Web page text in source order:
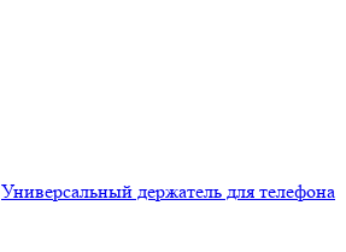
Универсальный держатель для телефона